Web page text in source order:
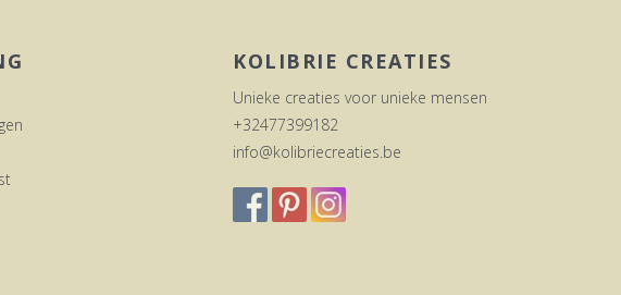
KOLIBRIE CREATIES
Unieke creaties voor unieke mensen
+32477399182
info@kolibriecreaties.be